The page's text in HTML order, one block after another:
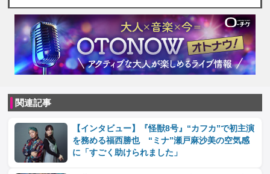
関連記事
【インタビュー】『怪獣8号』“カフカ”で初主演
を務める福西勝也 “ミナ”瀬戸麻沙美の空気感
に「すごく助けられました」